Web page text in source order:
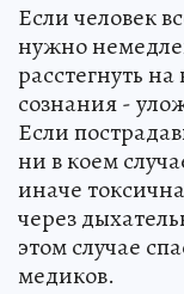
Если человек
нужно
расстегнуть
сознания -
Если
ни в коем
иначе
через
этом случае
медиков.